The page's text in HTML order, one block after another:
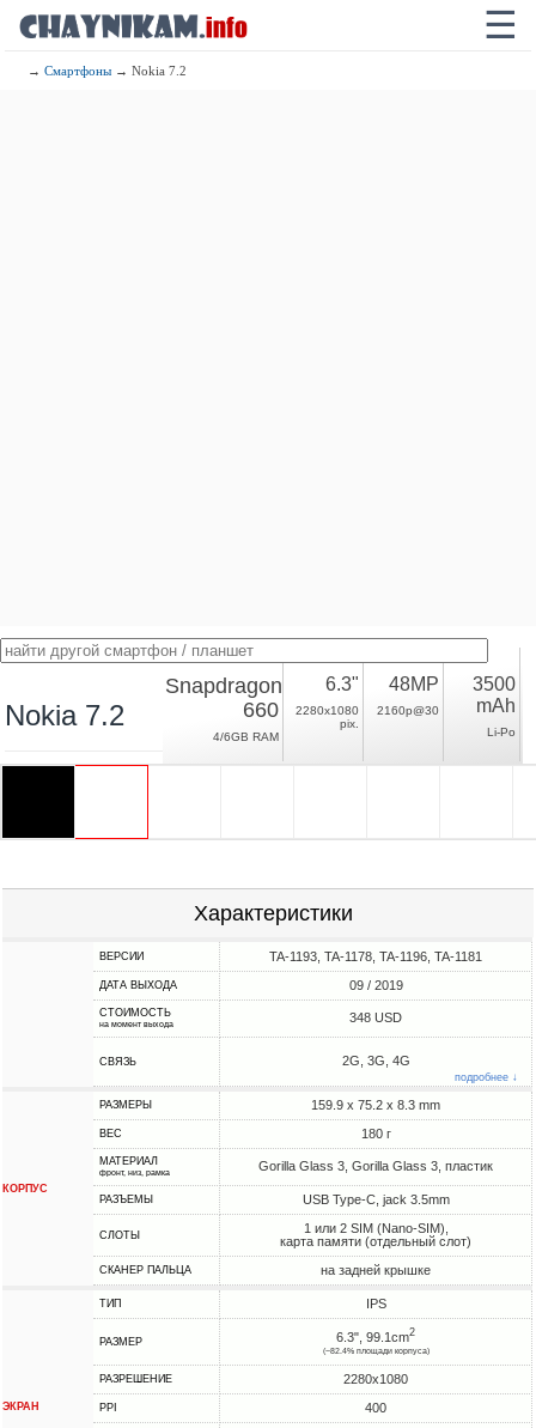
☰
→Смартфоны → Nokia 7.2
Nokia 7.2
Snapdragon
660
4/6GB RAM
6.3"
2280x1080
pix.
48MP
2160p@30
3500
mAh
Li-Po
Характеристики
ВЕРСИИ TA-1193, TA-1178, TA-1196, TA-1181
ДАТА ВЫХОДА 09 / 2019
СТОИМОСТЬ
на момент выхода 348 USD
СВЯЗЬ 2G, 3G, 4G
подробнее ↓
КОРПУС
РАЗМЕРЫ 159.9 x 75.2 x 8.3 mm
ВЕС 180 г
МАТЕРИАЛ
фронт, низ, рамка Gorilla Glass 3, Gorilla Glass 3, пластик
РАЗЪЕМЫ USB Type-C, jack 3.5mm
СЛОТЫ
1 или 2 SIM (Nano-SIM),
карта памяти (отдельный слот)
СКАНЕР ПАЛЬЦА на задней крышке
ЭКРАН
ТИП IPS
РАЗМЕР 6.3", 99.1cm2
(~82.4% площади корпуса)
РАЗРЕШЕНИЕ 2280x1080
PPI 400